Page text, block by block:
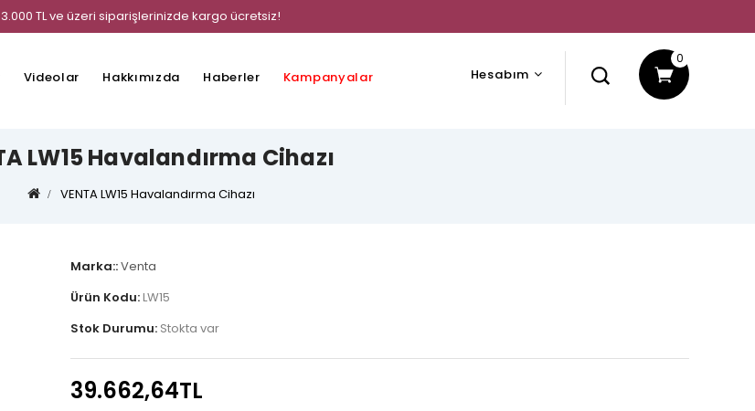
3.000 TL ve üzeri siparişlerinizde kargo ücretsiz!
0
Hesabım
Videolar Hakkımızda Haberler Kampanyalar
LW15 Havalandırma Cihazı
VENTA LW15 Havalandırma Cihazı
Marka::Venta
Ürün Kodu:LW15
Stok Durumu: Stokta var
39.662,64TL